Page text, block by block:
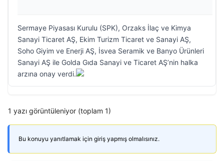
Sermaye Piyasası Kurulu (SPK), Orzaks İlaç ve Kimya
Sanayi Ticaret AŞ, Ekim Turizm Ticaret ve Sanayi AŞ,
Soho Giyim ve Enerji AŞ, İsvea Seramik ve Banyo Ürünleri
Sanayi AŞ ile Golda Gıda Sanayi ve Ticaret AŞ’nin halka
arzına onay verdi.
1 yazı görüntüleniyor (toplam 1)
Bu konuyu yanıtlamak için giriş yapmış olmalısınız.